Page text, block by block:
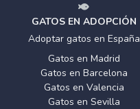
GATOS EN ADOPCIÓN
Adoptar gatos en España
Gatos en Madrid
Gatos en Barcelona
Gatos en Valencia
Gatos en Sevilla